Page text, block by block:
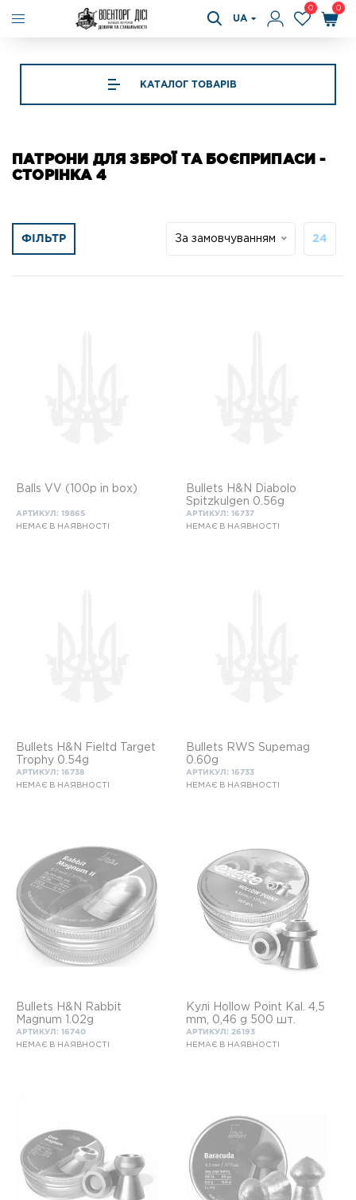
UA
0 0
КАТАЛОГ ТОВАРІВ
ПАТРОНИ ДЛЯ ЗБРОЇ ТА БОЄПРИПАСИ -
СТОРІНКА 4
ФІЛЬТР За замовчуванням 24
Balls VV (100p in box)
АРТИКУЛ: 19865
НЕМАЄ В НАЯВНОСТІ
Bullets H&N Diabolo
Spitzkulgen 0.56g
АРТИКУЛ: 16737
НЕМАЄ В НАЯВНОСТІ
Bullets H&N Fieltd Target
Trophy 0.54g
АРТИКУЛ: 16738
НЕМАЄ В НАЯВНОСТІ
Bullets RWS Supemag
0.60g
АРТИКУЛ: 16733
НЕМАЄ В НАЯВНОСТІ
Bullets H&N Rabbit
Magnum 1.02g
АРТИКУЛ: 16740
НЕМАЄ В НАЯВНОСТІ
Кулі Hollow Point Kal. 4,5
mm, 0,46 g 500 шт.
АРТИКУЛ: 26193
НЕМАЄ В НАЯВНОСТІ